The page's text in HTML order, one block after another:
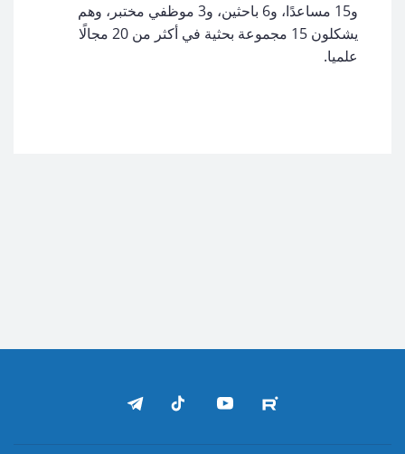
و15 مساعدًا، و6 باحثين، و3 موظفي مختبر، وهم
يشكلون 15 مجموعة بحثية في أكثر من 20 مجالًا
علميا.